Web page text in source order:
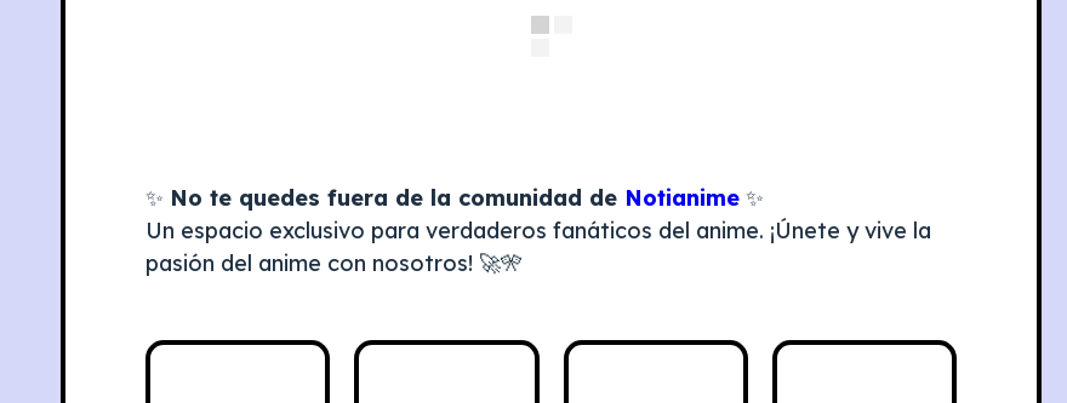
✨ No te quedes fuera de la comunidad de Notianime ✨
Un espacio exclusivo para verdaderos fanáticos del anime. ¡Únete y vive la
pasión del anime con nosotros! 🚀🎌